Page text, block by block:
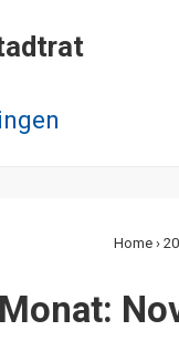
Home ›
Monat: